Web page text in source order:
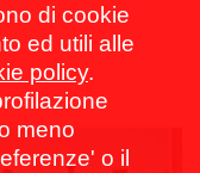
di cookie
ed utili alle
policy.
meno
o il